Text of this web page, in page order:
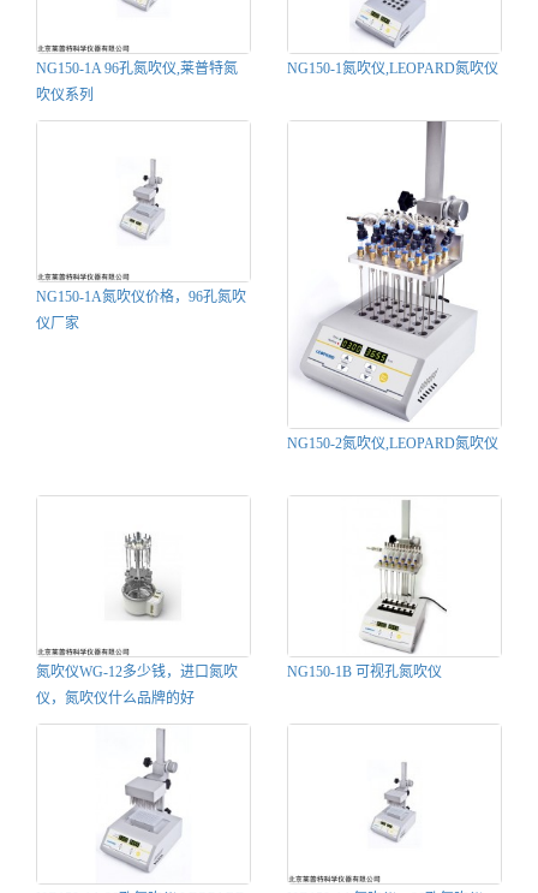
NG150-1A 96孔氮吹仪,莱普特氮
吹仪系列
NG150-1氮吹仪,LEOPARD氮吹仪
NG150-1A氮吹仪价格，96孔氮吹
仪厂家
NG150-2氮吹仪,LEOPARD氮吹仪
氮吹仪WG-12多少钱，进口氮吹
仪，氮吹仪什么品牌的好
NG150-1B 可视孔氮吹仪